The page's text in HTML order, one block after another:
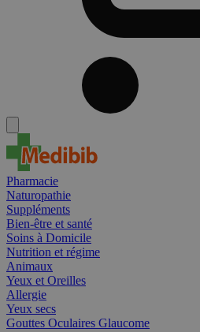
Pharmacie
Naturopathie
Suppléments
Bien-être et santé
Soins à Domicile
Nutrition et régime
Animaux
Yeux et Oreilles
Allergie
Yeux secs
Gouttes Oculaires Glaucome